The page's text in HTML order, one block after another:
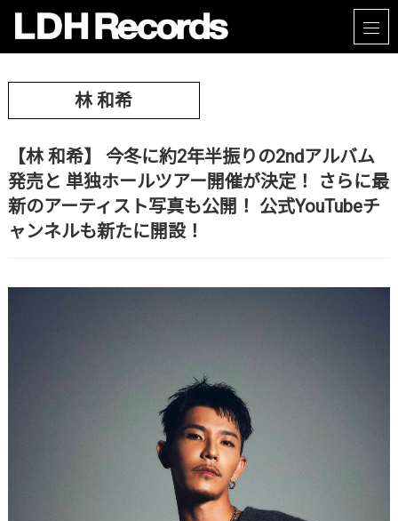
林 和希
【林 和希】 今冬に約2年半振りの2ndアルバム
発売と 単独ホールツアー開催が決定！ さらに最
新のアーティスト写真も公開！ 公式YouTubeチ
ャンネルも新たに開設！